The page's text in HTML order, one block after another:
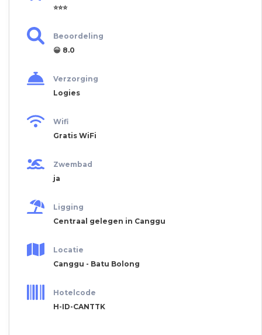
⭐⭐⭐
Beoordeling
😀 8.0
Verzorging
Logies
Wifi
Gratis WiFi
Zwembad
ja
Ligging
Centraal gelegen in Canggu
Locatie
Canggu - Batu Bolong
Hotelcode
H-ID-CANTTK